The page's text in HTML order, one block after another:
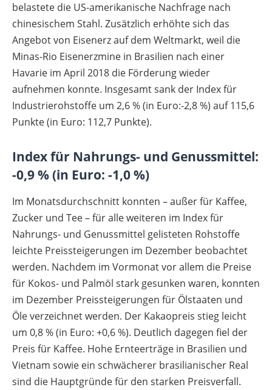
belastete die US-amerikanische Nachfrage nach
chinesischem Stahl. Zusätzlich erhöhte sich das
Angebot von Eisenerz auf dem Weltmarkt, weil die
Minas-Rio Eisenerzmine in Brasilien nach einer
Havarie im April 2018 die Förderung wieder
aufnehmen konnte. Insgesamt sank der Index für
Industrierohstoffe um 2,6 % (in Euro:-2,8 %) auf 115,6
Punkte (in Euro: 112,7 Punkte).
Index für Nahrungs- und Genussmittel:
-0,9 % (in Euro: -1,0 %)
Im Monatsdurchschnitt konnten – außer für Kaffee,
Zucker und Tee – für alle weiteren im Index für
Nahrungs- und Genussmittel gelisteten Rohstoffe
leichte Preissteigerungen im Dezember beobachtet
werden. Nachdem im Vormonat vor allem die Preise
für Kokos- und Palmöl stark gesunken waren, konnten
im Dezember Preissteigerungen für Ölstaaten und
Öle verzeichnet werden. Der Kakaopreis stieg leicht
um 0,8 % (in Euro: +0,6 %). Deutlich dagegen fiel der
Preis für Kaffee. Hohe Ernteerträge in Brasilien und
Vietnam sowie ein schwächerer brasilianischer Real
sind die Hauptgründe für den starken Preisverfall.